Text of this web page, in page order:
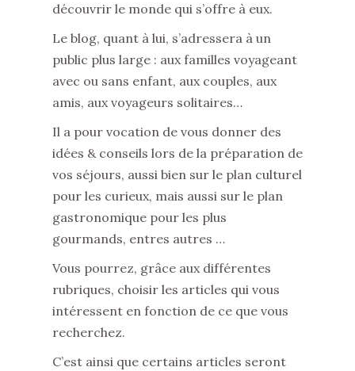
découvrir le monde qui s’offre à eux.
Le blog, quant à lui, s’adressera à un
public plus large : aux familles voyageant
avec ou sans enfant, aux couples, aux
amis, aux voyageurs solitaires…
Il a pour vocation de vous donner des
idées & conseils lors de la préparation de
vos séjours, aussi bien sur le plan culturel
pour les curieux, mais aussi sur le plan
gastronomique pour les plus
gourmands, entres autres …
Vous pourrez, grâce aux différentes
rubriques, choisir les articles qui vous
intéressent en fonction de ce que vous
recherchez.
C’est ainsi que certains articles seront